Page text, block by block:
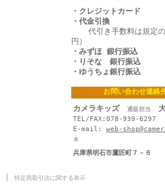
・クレジットカード
・代金引換
代引き手数料は規定の
円）
・みずほ 銀行振込
・りそな 銀行振込
・ゆうちょ銀行振込
お問い合わせ連絡
カメラキッズ 通販担当
TEL/FAX:078-939-6297
E-mail: web-
８
兵庫県明石市鷹匠町７－６
特定商取引法に関する表示